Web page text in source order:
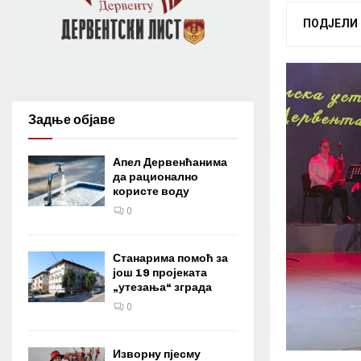
ПОДЈЕЛИ
Задње објаве
Апел Дервенћанима
да рационално
користе воду
0
Станарима помоћ за
још 19 пројеката
„утезања“ зграда
0
Изворну пјесму